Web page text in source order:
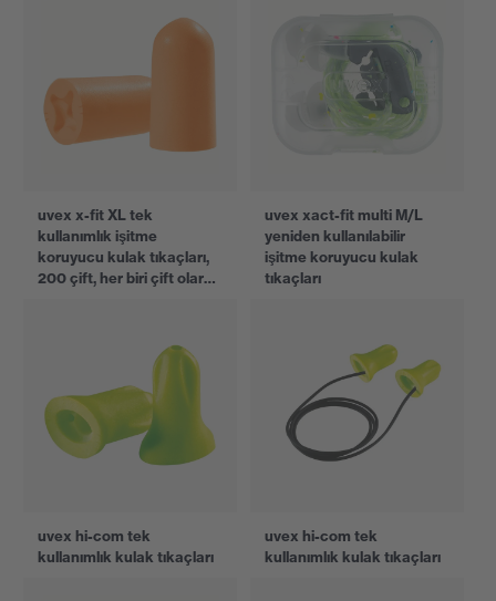
uvex x-fit XL tek
kullanımlık işitme
koruyucu kulak tıkaçları,
200 çift, her biri çift olarak
uvex xact-fit multi M/L
yeniden kullanılabilir
işitme koruyucu kulak
tıkaçları
uvex hi-com tek
kullanımlık kulak tıkaçları
uvex hi-com tek
kullanımlık kulak tıkaçları